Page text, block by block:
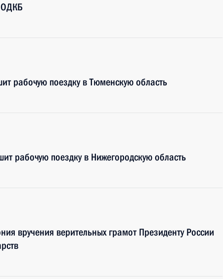
ОДКБ
рабочую поездку в Тюменскую область
рабочую поездку в Нижегородскую область
вручения верительных грамот Президенту России